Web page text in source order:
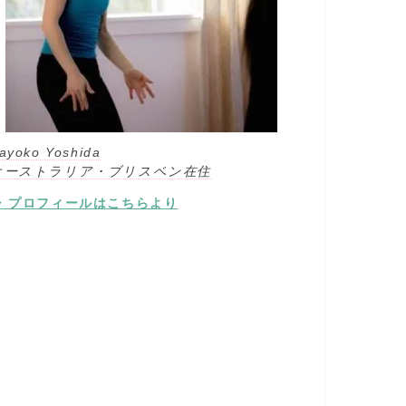
Yoshida
ーストラリア・ブリスベン在住
ロフィールはこちらより